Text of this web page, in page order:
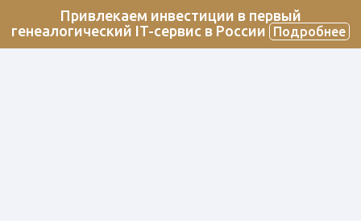
Привлекаем инвестиции в первый
генеалогический IT-сервис в России
Подробнее